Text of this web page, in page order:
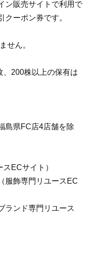
ン販売サイトで利用で
クーポン券です。
せん。
、200株以上の保有は
島県FC店4店舗を除
ECサイト）
服飾専門リユースEC
ランド専門リユース